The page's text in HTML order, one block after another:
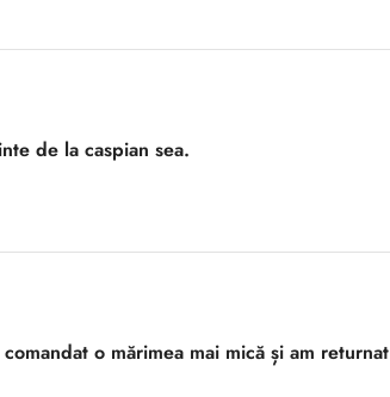
de la caspian sea.
o mărimea mai mică și am returnat